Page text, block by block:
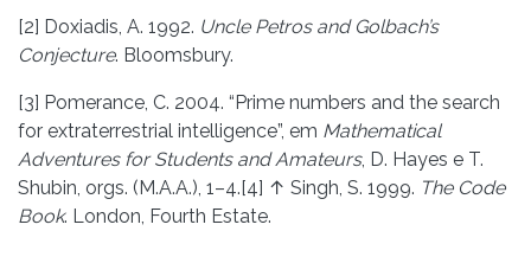
[2] Doxiadis, A. 1992. Uncle Petros and Golbach’s
Conjecture. Bloomsbury.
[3] Pomerance, C. 2004. “Prime numbers and the search
for extraterrestrial intelligence”, em Mathematical
Adventures for Students and Amateurs, D. Hayes e T.
Shubin, orgs. (M.A.A.), 1–4.[4] ↑ Singh, S. 1999. The Code
Book. London, Fourth Estate.